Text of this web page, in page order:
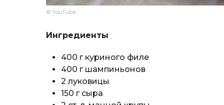
© YouTube
Ингредиенты
400 г куриного филе
400 г шампиньонов
2 луковицы
150 г сыра